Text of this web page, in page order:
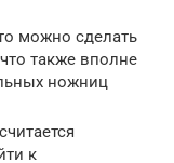
можно сделать
также вполне
ножниц
к